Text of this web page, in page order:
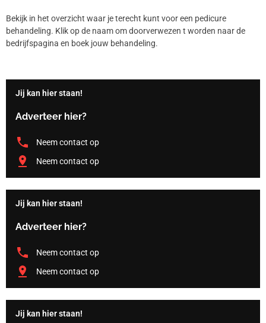
Bekijk in het overzicht waar je terecht kunt voor een pedicure
behandeling. Klik op de naam om doorverwezen t worden naar de
bedrijfspagina en boek jouw behandeling.
Jij kan hier staan!
Adverteer hier?
Neem contact op
Neem contact op
Jij kan hier staan!
Adverteer hier?
Neem contact op
Neem contact op
Jij kan hier staan!